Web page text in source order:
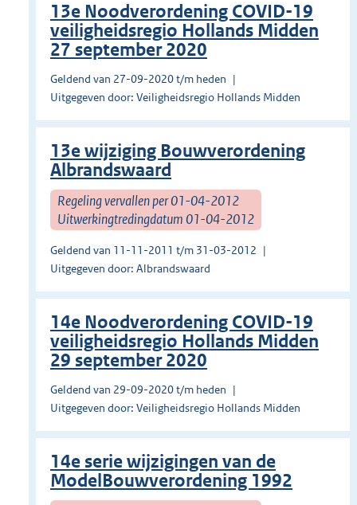
13e Noodverordening COVID-19
veiligheidsregio Hollands Midden
27 september 2020
Geldend van 27-09-2020 t/m heden
Uitgegeven door: Veiligheidsregio Hollands Midden
13e wijziging Bouwverordening
Albrandswaard
Regeling vervallen per 01-04-2012
Uitwerkingtredingdatum 01-04-2012
Geldend van 11-11-2011 t/m 31-03-2012
Uitgegeven door: Albrandswaard
14e Noodverordening COVID-19
veiligheidsregio Hollands Midden
29 september 2020
Geldend van 29-09-2020 t/m heden
Uitgegeven door: Veiligheidsregio Hollands Midden
14e serie wijzigingen van de
ModelBouwverordening 1992